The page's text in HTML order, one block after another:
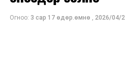
бүтээсэн "Зөн дагасан
Огноо: 3 сар 17 өдөр.өмнө , 2026/04/